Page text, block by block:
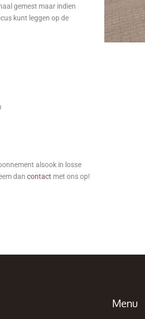
gemest maar indien
kunt leggen op de
alsook in losse
dan contact met ons op!
Menu